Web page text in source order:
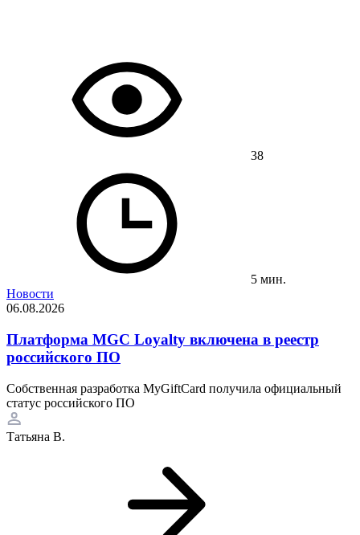
38
5 мин.
Новости
06.08.2026
Платформа MGC Loyalty включена в реестр
российского ПО
Собственная разработка MyGiftCard получила официальный
статус российского ПО
Татьяна В.